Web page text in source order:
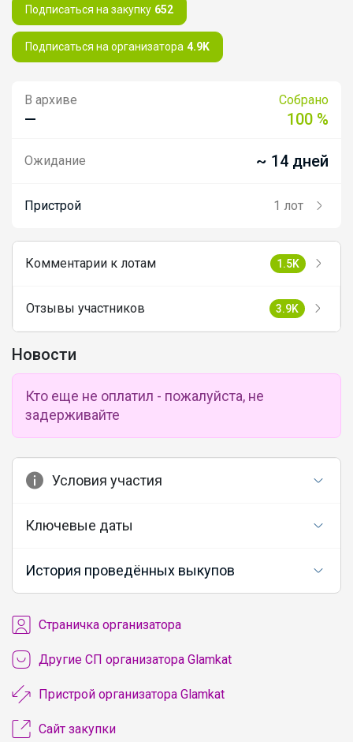
Подписаться на закупку 652
Подписаться на организатора 4.9K
В архиве
—
Собрано
100 %
Ожидание ~ 14 дней
Пристрой 1 лот
Комментарии к лотам 1.5K
Отзывы участников 3.9K
Новости
Кто еще не оплатил - пожалуйста, не
задерживайте
Условия участия
Ключевые даты
История проведённых выкупов
Cтраничка организатора
Другие СП организатора Glamkat
Пристрой организатора Glamkat
Сайт закупки